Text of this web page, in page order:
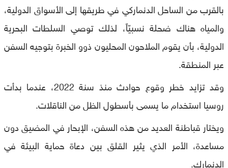
بالقرب من الساحل الدنماركي في طريقها إلى الأسواق الدولية،
والمياه هناك ضحلة نسبيّاً، لذلك توصي السلطات البحرية
الدولية، بأن يقوم الملاحون المحليون ذوو الخبرة بتوجيه السفن
عبر المنطقة.
وقد تزايد خطر وقوع حوادث منذ سنة 2022، عندما بدأت
روسيا استخدام ما يسمى بأسطول الظل من الناقلات.
ويختار قباطنة العديد من هذه السفن، الإبحار في المضيق دون
مساعدة، الأمر الذي يثير القلق بين دعاة حماية البيئة في
الدنمارك.